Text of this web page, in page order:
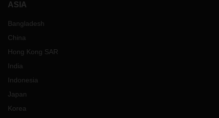
ASIA
Bangladesh
China
Hong Kong SAR
India
Indonesia
Japan
Korea